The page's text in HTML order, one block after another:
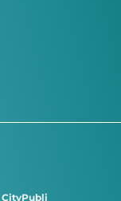
CityPubli